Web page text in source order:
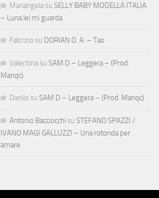
Mariangela su SELLY BABY MODELLA ITALIA
– Luna lei mi guarda
Fabrizio su DORIAN O. A. – Tao
Valentina su SAM D – Leggera – (Prod.
Manqc)
Danilo su SAM D – Leggera – (Prod. Manqc)
Antonio Bacciocchi su STEFANO SPAZZI /
IVANO MAGI GALLUZZI – Una rotonda per
amare